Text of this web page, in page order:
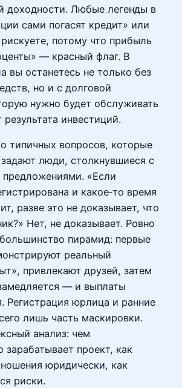
доходности. Любые легенды в
сами погасят кредит» или
потому что прибыль
— красный флаг. В
вы останетесь не только без
но и с долговой
нужно будет обслуживать
инвестиций.
типичных вопросов, которые
люди, столкнувшиеся с
предложениями. «Если
и какое‑то время
разве это не доказывает, что
Нет, не доказывает. Ровно
пирамид: первые
реальный
привлекают друзей, затем
— и выплаты
Регистрация юрлица и ранние
лишь часть маскировки.
анализ: чем
зарабатывает проект, как
юридически, как
риски.